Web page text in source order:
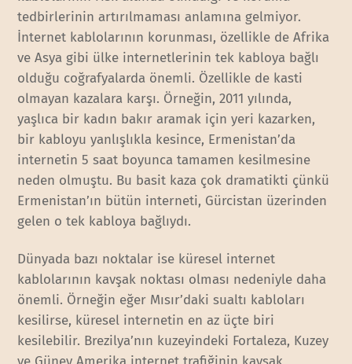
tedbirlerinin artırılmaması anlamına gelmiyor.
İnternet kablolarının korunması, özellikle de Afrika
ve Asya gibi ülke internetlerinin tek kabloya bağlı
olduğu coğrafyalarda önemli. Özellikle de kasti
olmayan kazalara karşı. Örneğin, 2011 yılında,
yaşlıca bir kadın bakır aramak için yeri kazarken,
bir kabloyu yanlışlıkla kesince, Ermenistan’da
internetin 5 saat boyunca tamamen kesilmesine
neden olmuştu. Bu basit kaza çok dramatikti çünkü
Ermenistan’ın bütün interneti, Gürcistan üzerinden
gelen o tek kabloya bağlıydı.
Dünyada bazı noktalar ise küresel internet
kablolarının kavşak noktası olması nedeniyle daha
önemli. Örneğin eğer Mısır’daki sualtı kabloları
kesilirse, küresel internetin en az üçte biri
kesilebilir. Brezilya’nın kuzeyindeki Fortaleza, Kuzey